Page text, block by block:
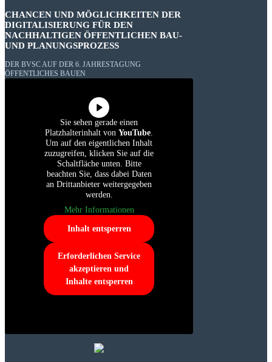
CHANCEN UND MÖGLICHKEITEN DER
DIGITALISIERUNG FÜR DEN
NACHHALTIGEN ÖFFENTLICHEN BAU-
UND PLANUNGSPROZESS
DER BVSC AUF DER 6. JAHRESTAGUNG
ÖFFENTLICHES BAUEN
Sie sehen gerade einen
Platzhalterinhalt von YouTube.
Um auf den eigentlichen Inhalt
zuzugreifen, klicken Sie auf die
Schaltfläche unten. Bitte
beachten Sie, dass dabei Daten
an Drittanbieter weitergegeben
werden.
Mehr Informationen
Inhalt entsperren
Erforderlichen Service
akzeptieren und
Inhalte entsperren